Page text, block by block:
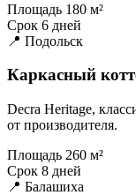
Площадь 180 м²
Срок 6 дней
📍 Подольск
Каркасный
Decra Heritage,
от производителя.
Площадь 260 м²
Срок 8 дней
📍 Балашиха